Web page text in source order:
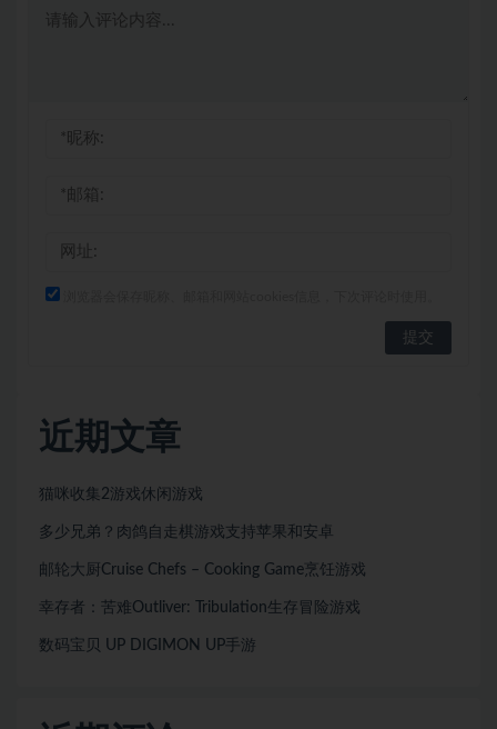
近期文章
猫咪收集2游戏休闲游戏
多少兄弟？肉鸽自走棋游戏支持苹果和安卓
邮轮大厨Cruise Chefs – Cooking Game烹饪游戏
幸存者：苦难Outliver: Tribulation生存冒险游戏
数码宝贝 UP DIGIMON UP手游